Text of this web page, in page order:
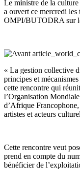
Le ministre de la
a ouvert ce mercredi
OMPI/BUTODRA sur
« La gestion collective
principes et
cette rencontre qui
l’Organisation
d’Afrique
artistes et acteurs
Cette rencontre veut
prend en compte du
bénéficier de